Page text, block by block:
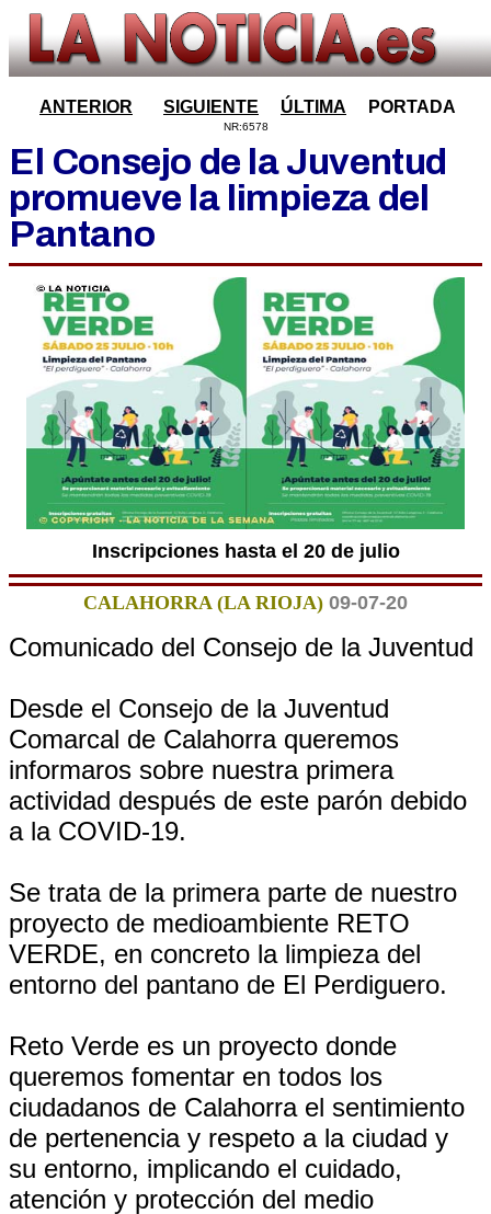
ANTERIOR SIGUIENTE ÚLTIMA PORTADA
NR:6578
El Consejo de la Juventud
promueve la limpieza del
Pantano
Inscripciones hasta el 20 de julio
CALAHORRA (LA RIOJA) 09-07-20
Comunicado del Consejo de la Juventud
Desde el Consejo de la Juventud
Comarcal de Calahorra queremos
informaros sobre nuestra primera
actividad después de este parón debido
a la COVID-19.
Se trata de la primera parte de nuestro
proyecto de medioambiente RETO
VERDE, en concreto la limpieza del
entorno del pantano de El Perdiguero.
Reto Verde es un proyecto donde
queremos fomentar en todos los
ciudadanos de Calahorra el sentimiento
de pertenencia y respeto a la ciudad y
su entorno, implicando el cuidado,
atención y protección del medio